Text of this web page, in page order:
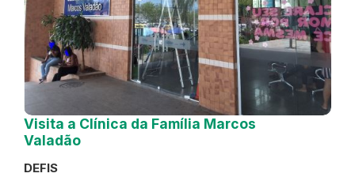
Visita a Clínica da Família Marcos
Valadão
DEFIS